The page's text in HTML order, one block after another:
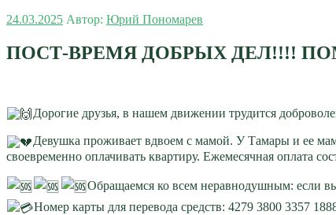
Опубликовано
24.03.2025 Автор: Юрий Пономарев
ПОСТ-ВРЕМЯ ДОБРЫХ ДЕЛ!!!!
Дорогие друзья, в нашем движении трудится
Девушка проживает вдвоем с мамой. У Тамары и ее
своевременно оплачивать квартиру. Ежемесячная оплата
Обращаемся ко всем неравнодушным: если
Номер карты для перевода средств: 4279 3800 3357